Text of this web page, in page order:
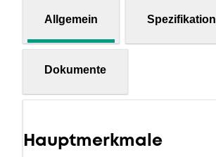
Allgemein Spezifikation
Dokumente
Hauptmerkmale